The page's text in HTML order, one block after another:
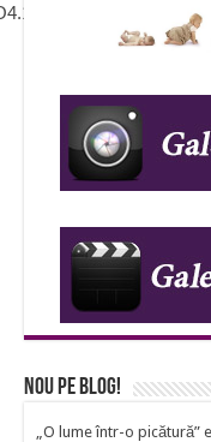
PIDS_A23
Nou pe Blog!
„O lume într-o picătură”